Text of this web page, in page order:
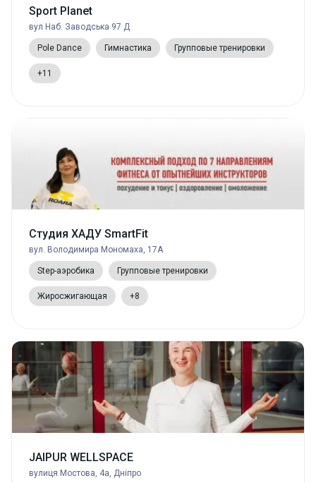
Sport Planet
вул Наб. Заводська 97 Д
Pole Dance Гимнастика Групповые тренировки
+11
Студия ХАДУ SmartFit
вул. Володимира Мономаха, 17А
Step-аэробика Групповые тренировки
Жиросжигающая +8
JAIPUR WELLSPACE
вулиця Мостова, 4а, Дніпро